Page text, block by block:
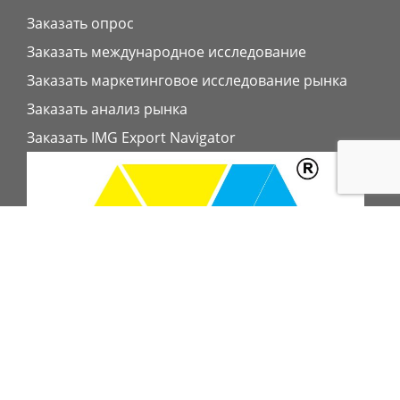
Заказать опрос
Заказать международное исследование
Заказать маркетинговое исследование рынка
Заказать анализ рынка
Заказать IMG Export Navigator